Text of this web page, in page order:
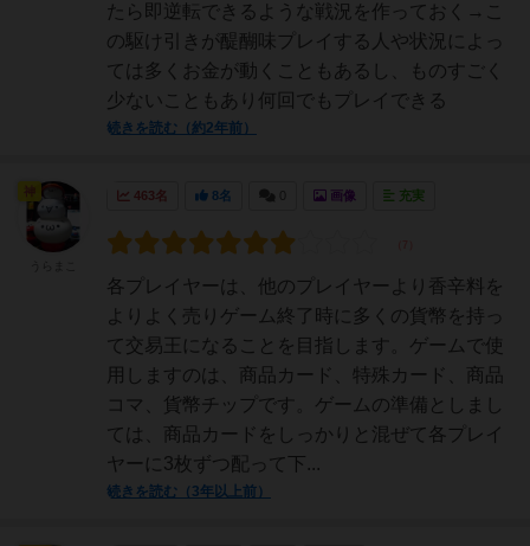
たら即逆転できるような戦況を作っておく→こ
の駆け引きが醍醐味プレイする人や状況によっ
ては多くお金が動くこともあるし、ものすごく
少ないこともあり何回でもプレイできる
続きを読む（約2年前）
463名 8名 画像 充実
各プレイヤーは、他のプレイヤーより香辛料を
よりよく売りゲーム終了時に多くの貨幣を持っ
て交易王になることを目指します。ゲームで使
用しますのは、商品カード、特殊カード、商品
コマ、貨幣チップです。ゲームの準備としまし
ては、商品カードをしっかりと混ぜて各プレイ
ヤーに3枚ずつ配って下...
続きを読む（3年以上前）
神